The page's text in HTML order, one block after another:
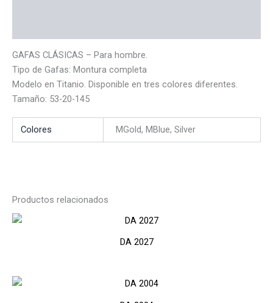
GAFAS CLÁSICAS – Para hombre.
Tipo de Gafas: Montura completa
Modelo en Titanio. Disponible en tres colores diferentes.
Tamaño: 53-20-145
Colores MGold, MBlue, Silver
Productos relacionados
DA 2027